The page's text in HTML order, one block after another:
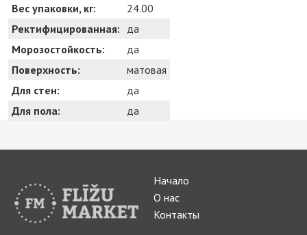
Вес упаковки, кг:
24.00
Ректифицированная: да
Морозостойкость:
да
Поверхность:
матовая
Для стен:
да
Для пола:
да
Начало
О нас
Контакты